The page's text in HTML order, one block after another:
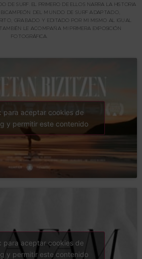
DE SURF. EL PRIMERO DE ELLOS NARRA LA HISTORIA
BICAMPEÓN DEL MUNDO DE SURF ADAPTADO,
GRABADO Y EDITADO POR MI MISMO AL IGUAL
LE ACOMPAÑA MI PRIMERA EXPOSICIÓN
FOTOGRÁFICA.
para aceptar cookies de
y permitir este contenido
para aceptar cookies de
y permitir este contenido